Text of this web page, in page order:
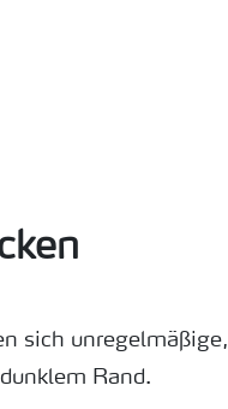
sich unregelmäßige,
Rand.